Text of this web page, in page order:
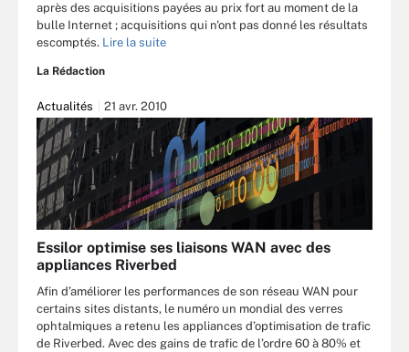
après des acquisitions payées au prix fort au moment de la
bulle Internet ; acquisitions qui n'ont pas donné les résultats
escomptés. Lire la suite
La Rédaction
Actualités 21 avr. 2010
Essilor optimise ses liaisons WAN avec des
appliances Riverbed
Afin d’améliorer les performances de son réseau WAN pour
certains sites distants, le numéro un mondial des verres
ophtalmiques a retenu les appliances d’optimisation de trafic
de Riverbed. Avec des gains de trafic de l’ordre 60 à 80% et